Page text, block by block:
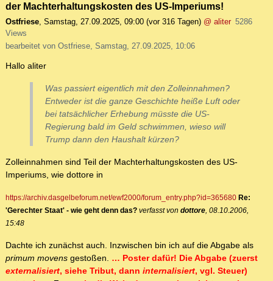
der Machterhaltungskosten des US-Imperiums!
Ostfriese, Samstag, 27.09.2025, 09:00 (vor 316 Tagen) @ aliter 5286
Views
bearbeitet von Ostfriese, Samstag, 27.09.2025, 10:06
Hallo aliter
Was passiert eigentlich mit den Zolleinnahmen?
Entweder ist die ganze Geschichte heiße Luft oder
bei tatsächlicher Erhebung müsste die US-
Regierung bald im Geld schwimmen, wieso will
Trump dann den Haushalt kürzen?
Zolleinnahmen sind Teil der Machterhaltungskosten des US-
Imperiums, wie dottore in
https://archiv.dasgelbeforum.net/ewf2000/forum_entry.php?id=365680 Re:
'Gerechter Staat' - wie geht denn das? verfasst von dottore , 08.10.2006,
15:48
Dachte ich zunächst auch. Inzwischen bin ich auf die Abgabe als
primum movens gestoßen. … Poster dafür! Die Abgabe (zuerst
externalisiert, siehe Tribut, dann internalisiert, vgl. Steuer)